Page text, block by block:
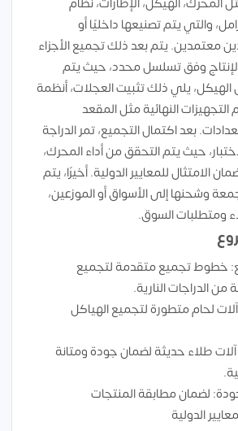
والتي يتم تصنيعها داخليًا أو
معتمدين. يتم بعد ذلك تجميع الأجزاء
وفق تسلسل محدد، حيث يتم
يلي ذلك تثبيت العجلات، أنظمة
التجهيزات النهائية مثل المقعد
بعد اكتمال التجميع، تمر الدراجة
حيث يتم التحقق من أداء المحرك،
الامتثال للمعايير الدولية. أخيرًا، يتم
وشحنها إلى الأسواق أو الموزعين،
ومتطلبات السوق.
خطوط تجميع متقدمة لتجميع
من الدراجات النارية.
لحام متطورة لتجميع الهياكل
طلاء حديثة لضمان جودة ومتانة
لضمان مطابقة المنتجات
الدولية